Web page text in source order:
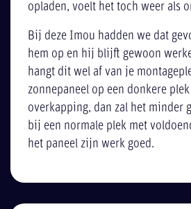
opladen, voelt het toch weer als
Bij deze Imou hadden we dat
hem op en hij blijft gewoon
hangt dit wel af van je
zonnepaneel op een donkere
overkapping, dan zal het minder
bij een normale plek met
het paneel zijn werk goed.